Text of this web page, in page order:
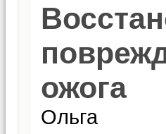
ожога
Ольга